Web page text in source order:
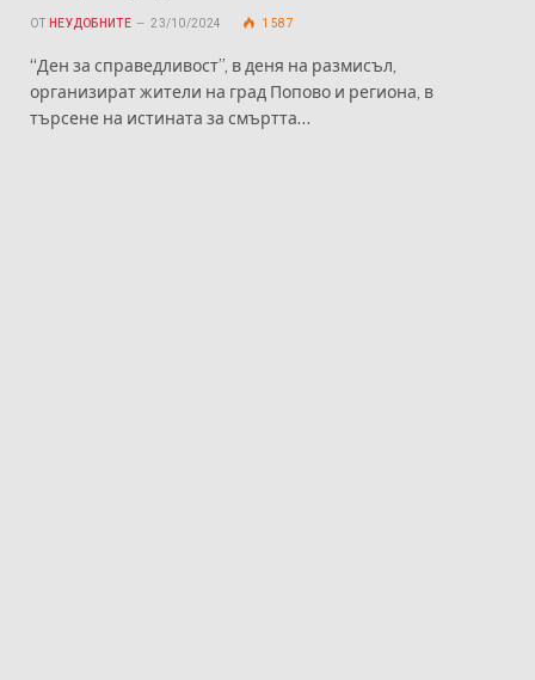
ОТ НЕУДОБНИТЕ 23/10/2024 1 587
“Ден за справедливост”, в деня на размисъл,
организират жители на град Попово и региона, в
търсене на истината за смъртта…